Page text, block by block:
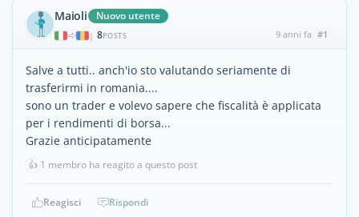
Maioli Nuovo utente
| 8POSTS 9 anni fa #1
Salve a tutti.. anch'io sto valutando seriamente di
trasferirmi in romania....
sono un trader e volevo sapere che fiscalità è applicata
per i rendimenti di borsa...
Grazie anticipatamente
👍 1 membro ha reagito a questo post
Reagisci Rispondi